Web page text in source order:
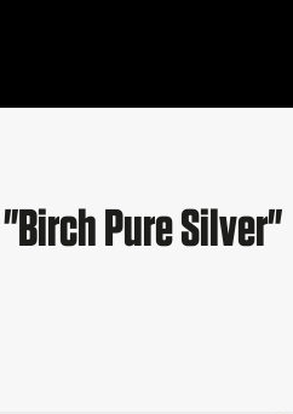
"Birch Pure Silver"